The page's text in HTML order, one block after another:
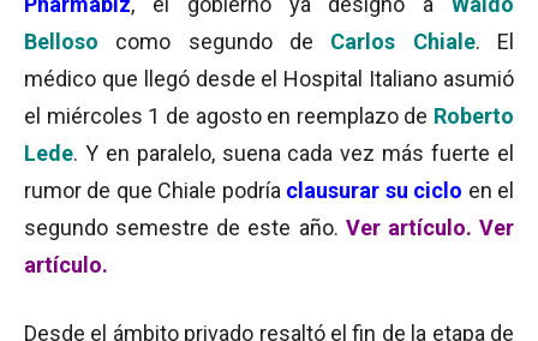
Belloso como segundo de Carlos Chiale. El
médico que llegó desde el Hospital Italiano asumió
el miércoles 1 de agosto en reemplazo de Roberto
Lede. Y en paralelo, suena cada vez más fuerte el
rumor de que Chiale podría clausurar su ciclo en el
segundo semestre de este año. Ver artículo. Ver
artículo.
Desde el ámbito privado resaltó el fin de la etapa de